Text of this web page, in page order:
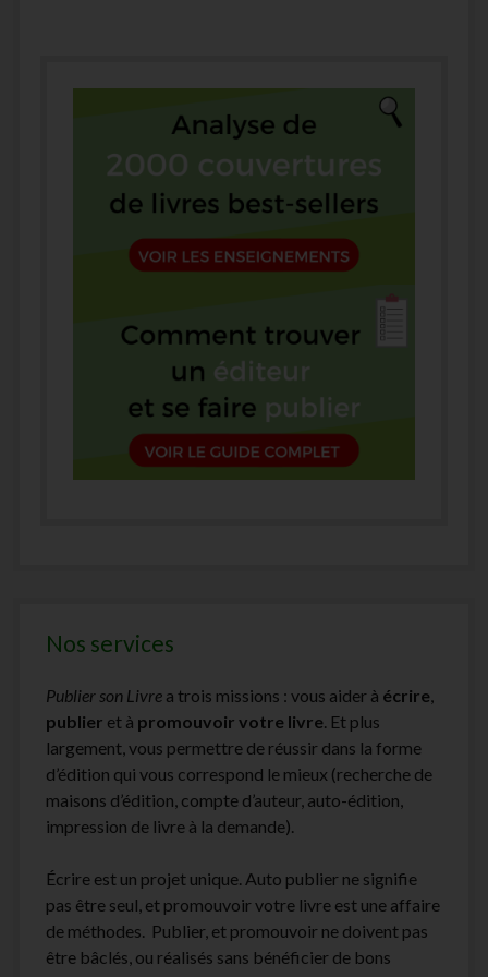
Nos services
Publier son Livre a trois missions : vous aider à écrire,
publier et à promouvoir votre livre. Et plus
largement, vous permettre de réussir dans la forme
d’édition qui vous correspond le mieux (recherche de
maisons d’édition, compte d’auteur, auto-édition,
impression de livre à la demande).
Écrire est un projet unique. Auto publier ne signifie
pas être seul, et promouvoir votre livre est une affaire
de méthodes. Publier, et promouvoir ne doivent pas
être bâclés, ou réalisés sans bénéficier de bons